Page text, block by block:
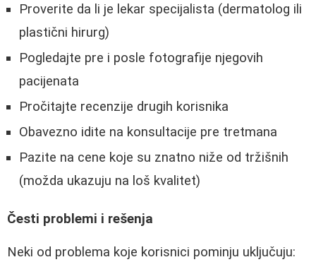
Proverite da li je lekar specijalista (dermatolog ili
plastični hirurg)
Pogledajte pre i posle fotografije njegovih
pacijenata
Pročitajte recenzije drugih korisnika
Obavezno idite na konsultacije pre tretmana
Pazite na cene koje su znatno niže od tržišnih
(možda ukazuju na loš kvalitet)
Česti problemi i rešenja
Neki od problema koje korisnici pominju uključuju: